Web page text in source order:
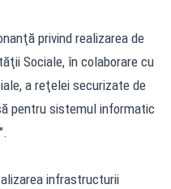
privind realizarea de
Sociale, în colaborare cu
a reţelei securizate de
pentru sistemul informatic
infrastructurii